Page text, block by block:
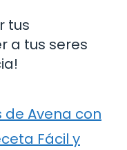
tus
a tus seres
de Avena con
Fácil y